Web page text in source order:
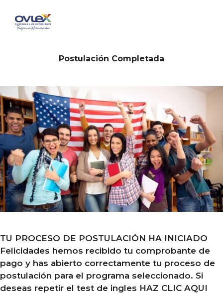
contenido
Postulación Completada
TU PROCESO DE POSTULACIÓN HA INICIADO
Felicidades hemos recibido tu comprobante de
pago y has abierto correctamente tu proceso de
postulación para el programa seleccionado. Si
deseas repetir el test de ingles HAZ CLIC AQUI